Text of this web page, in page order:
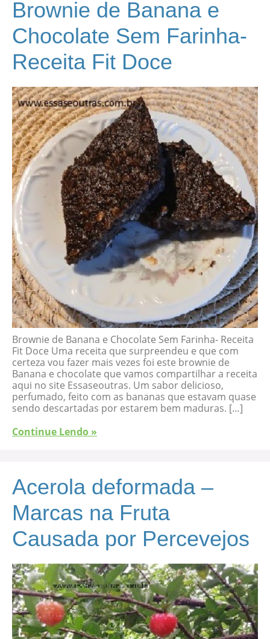
Brownie de Banana e
Chocolate Sem Farinha-
Receita Fit Doce
Brownie de Banana e Chocolate Sem Farinha- Receita
Fit Doce Uma receita que surpreendeu e que com
certeza vou fazer mais vezes foi este brownie de
Banana e chocolate que vamos compartilhar a receita
aqui no site Essaseoutras. Um sabor delicioso,
perfumado, feito com as bananas que estavam quase
sendo descartadas por estarem bem maduras. […]
Continue Lendo »
Acerola deformada –
Marcas na Fruta
Causada por Percevejos